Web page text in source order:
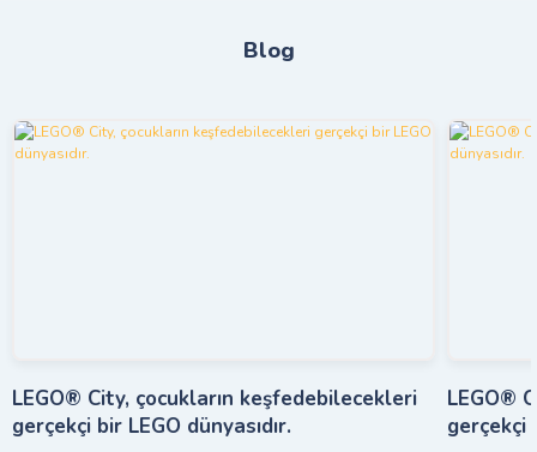
Blog
LEGO® City, çocukların keşfedebilecekleri
gerçekçi bir LEGO dünyasıdır.
LEGO®
gerçekçi